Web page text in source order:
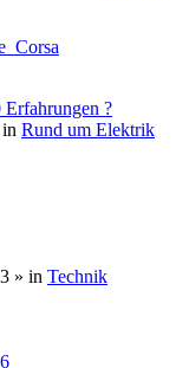
Erfahrungen ?
Rund um Elektrik
» in Technik